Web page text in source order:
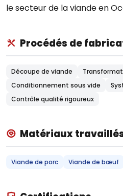
le secteur de la viande en
Procédés de
Découpe de viande
Conditionnement sous vide
Contrôle qualité rigoureux
Matériaux
Viande de porc Viande de bœuf